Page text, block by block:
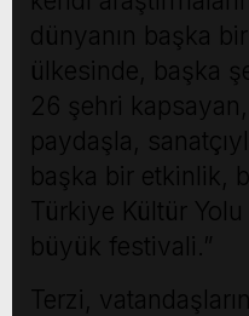
dünyanın başka
ülkesinde, başka
26 şehri
paydaşla,
başka bir etkinlik,
Türkiye Kültür
büyük festivali.”
Terzi,